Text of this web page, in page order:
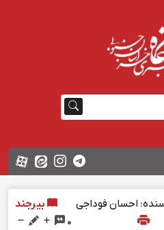
احسان فوداجی
بیرجند
0